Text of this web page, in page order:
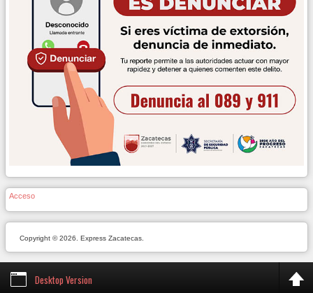
Acceso
Copyright © 2026. Express Zacatecas.
Desktop Version